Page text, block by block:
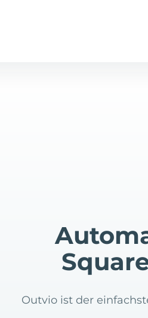
Outvio ist der